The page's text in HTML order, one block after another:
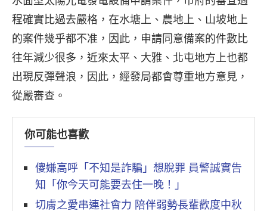
程確實比過去嚴格，在水塘上、農地上、山坡地上
的案件幾乎都不准，因此，申請同意備案的件數比
往年減少很多，近來太平、大雅、北屯地方上也都
出現反彈聲浪，因此，經發局都會尊重地方意見，
從嚴審查。
你可能也喜歡
傻嫌高呼「不知是詐騙」想脫罪 員警誠實告
知「你今天可能要去住一晚！」
切膚之愛串連社會力 陪伴弱勢長輩歡度中秋